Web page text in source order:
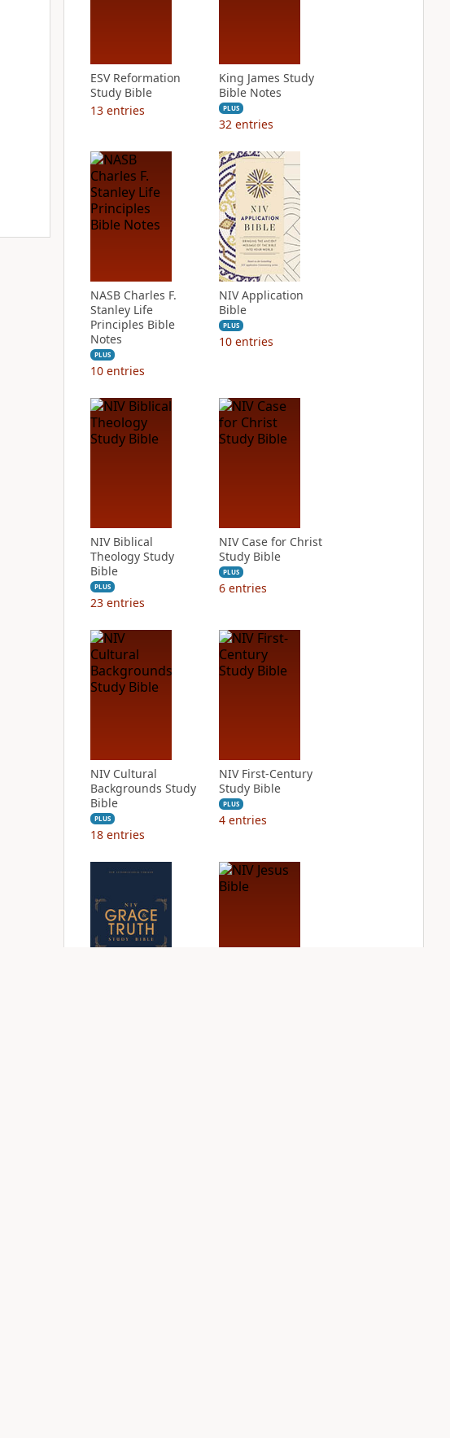
ESV Reformation
Study Bible
13 entries
King James Study
Bible Notes
PLUS
32 entries
NASB Charles F.
Stanley Life
Principles Bible
Notes
PLUS
10 entries
NIV Application
Bible
PLUS
10 entries
NIV Biblical
Theology Study
Bible
PLUS
23 entries
NIV Case for Christ
Study Bible
PLUS
6 entries
NIV Cultural
Backgrounds Study
Bible
PLUS
18 entries
NIV First-Century
Study Bible
PLUS
4 entries